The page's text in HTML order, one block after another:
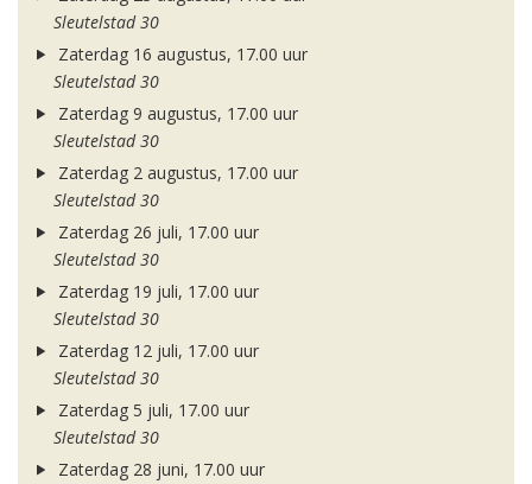
Sleutelstad 30
Zaterdag 16 augustus, 17.00 uur
Sleutelstad 30
Zaterdag 9 augustus, 17.00 uur
Sleutelstad 30
Zaterdag 2 augustus, 17.00 uur
Sleutelstad 30
Zaterdag 26 juli, 17.00 uur
Sleutelstad 30
Zaterdag 19 juli, 17.00 uur
Sleutelstad 30
Zaterdag 12 juli, 17.00 uur
Sleutelstad 30
Zaterdag 5 juli, 17.00 uur
Sleutelstad 30
Zaterdag 28 juni, 17.00 uur